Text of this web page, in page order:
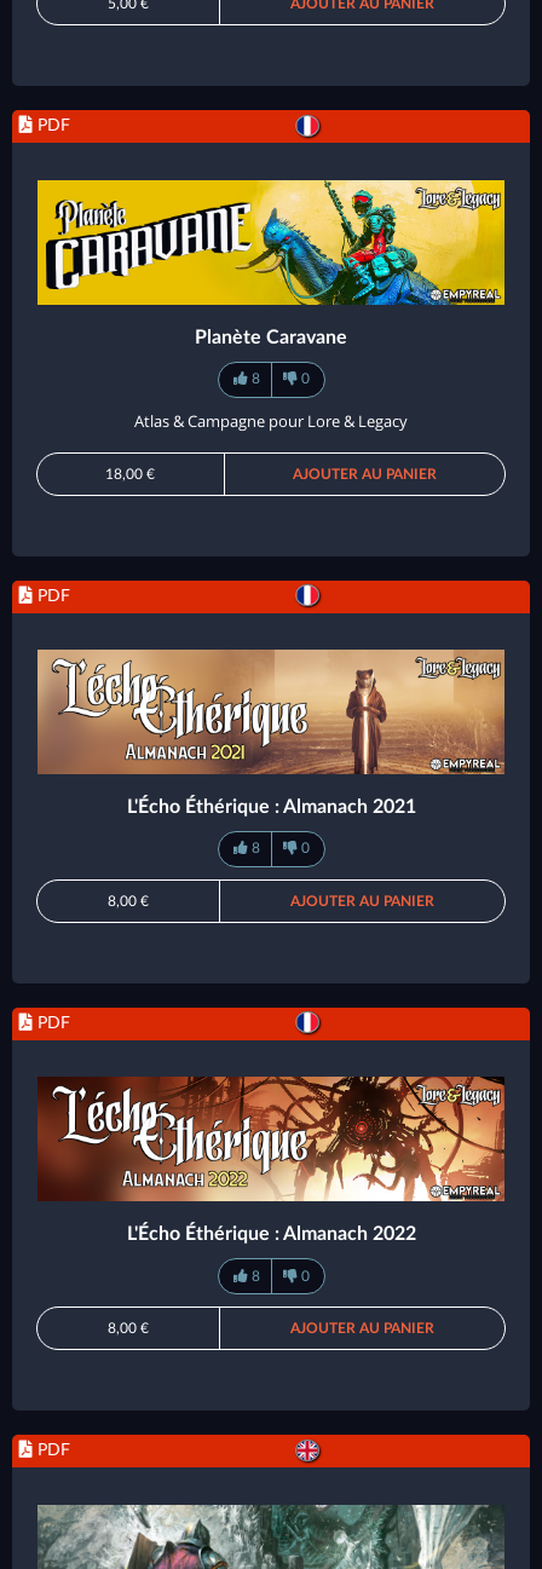
5,00 € AJOUTER AU PANIER
PDF
Planète Caravane
8 0
Atlas & Campagne pour Lore & Legacy
18,00 € AJOUTER AU PANIER
PDF
L'Écho Éthérique : Almanach 2021
8 0
8,00 € AJOUTER AU PANIER
PDF
L'Écho Éthérique : Almanach 2022
8 0
8,00 € AJOUTER AU PANIER
PDF